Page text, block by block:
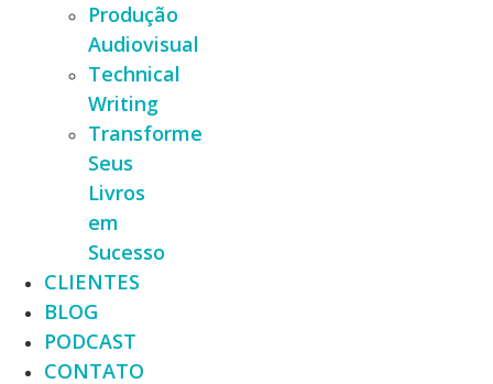
Produção
Audiovisual
Technical
Writing
Transforme
Seus
Livros
em
Sucesso
CLIENTES
BLOG
PODCAST
CONTATO